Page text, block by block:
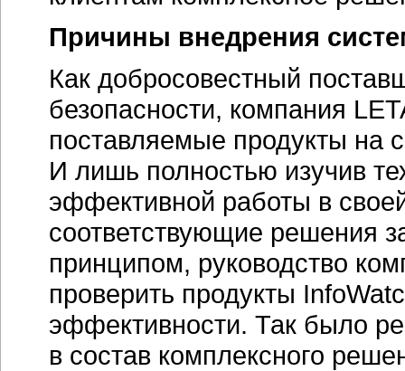
Причины внедрения
Как добросовестный
безопасности, компания
поставляемые продукты на
И лишь полностью изучив
эффективной работы в
соответствующие решения
принципом, руководство
проверить продукты
эффективности. Так было
в состав комплексного